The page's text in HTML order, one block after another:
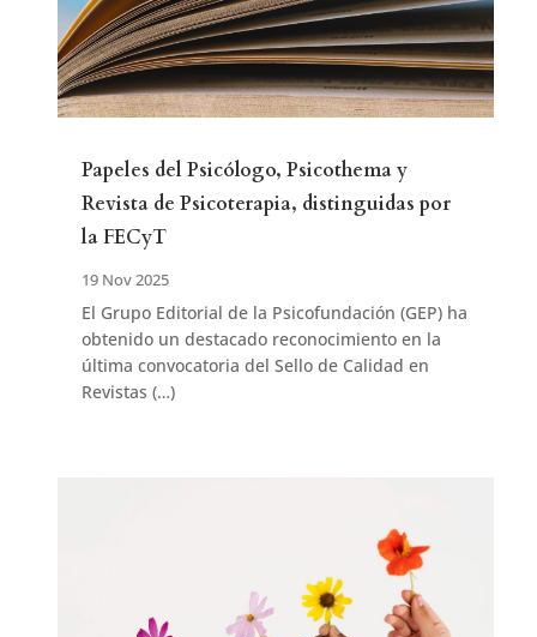
Papeles del Psicólogo, Psicothema y
Revista de Psicoterapia, distinguidas por
la FECyT
19 Nov 2025
El Grupo Editorial de la Psicofundación (GEP) ha
obtenido un destacado reconocimiento en la
última convocatoria del Sello de Calidad en
Revistas (…)